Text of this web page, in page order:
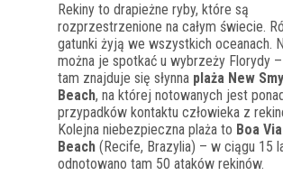
Rekiny to drapieżne ryby, które są
rozprzestrzenione na całym świecie.
gatunki żyją we wszystkich oceanach.
można je spotkać u wybrzeży Florydy –
tam znajduje się słynna plaża New
Beach, na której notowanych jest
przypadków kontaktu człowieka z
Kolejna niebezpieczna plaża to Boa
Beach (Recife, Brazylia) – w ciągu 15
odnotowano tam 50 ataków rekinów.